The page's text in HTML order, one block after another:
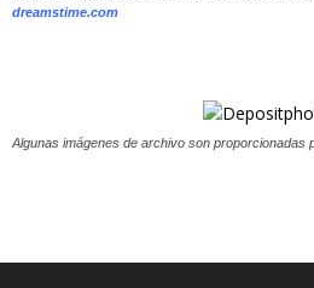
dreamstime.com
Algunas imágenes de archivo son proporcionadas